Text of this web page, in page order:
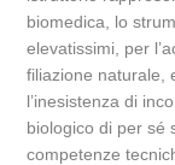
biomedica, lo
elevatissimi, per
filiazione naturale,
l’inesistenza di
biologico di per sé
competenze